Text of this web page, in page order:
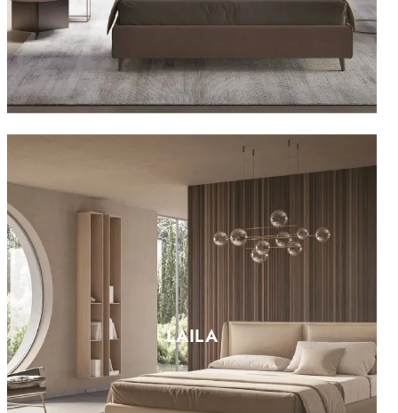
LAILA